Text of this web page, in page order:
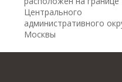
Центрального
административного
Москвы